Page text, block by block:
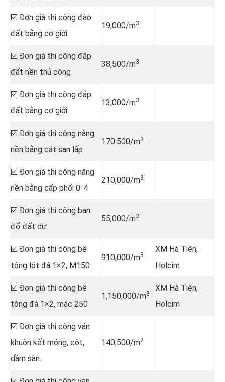
☑️ Đơn giá thi công đào
đất bằng cơ giới
19,000/m3
☑️ Đơn giá thi công đắp
đất nền thủ công
38,500/m3
☑️ Đơn giá thi công đắp
đất bằng cơ giới
13,000/m3
☑️ Đơn giá thi công nâng
nền bằng cát san lấp
170.500/m3
☑️ Đơn giá thi công nâng
nền bằng cấp phối 0-4
210,000/m3
☑️ Đơn giá thi công ban
đổ đất dư
55,000/m3
☑️ Đơn giá thi công bê
tông lót đá 1×2, M150
910,000/m3
XM Hà Tiên,
Holcim
☑️ Đơn giá thi công bê
tông đá 1×2, mác 250
1,150,000/m3
XM Hà Tiên,
Holcim
☑️ Đơn giá thi công ván
khuôn kết móng, cột,
dầm sàn..
140,500/m2